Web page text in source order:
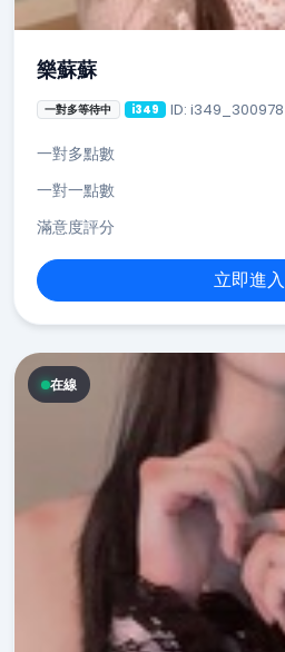
樂蘇蘇
一對多等待中 i349 ID: i349_300978
一對多點數
一對一點數
滿意度評分
立即進入
在線